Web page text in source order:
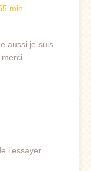
min
aussi je suis
l’essayer.